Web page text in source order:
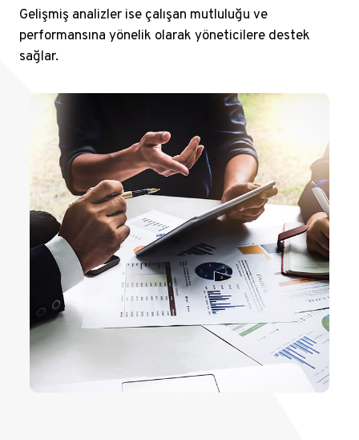
Gelişmiş analizler ise çalışan mutluluğu ve
performansına yönelik olarak yöneticilere destek
sağlar.